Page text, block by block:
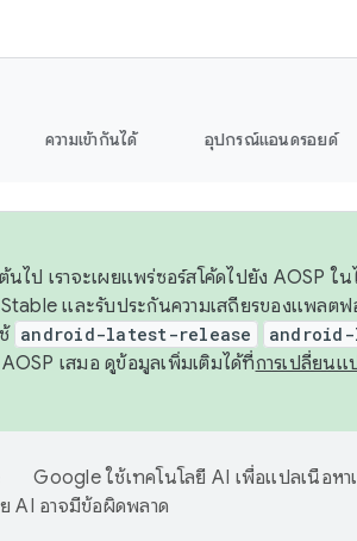
ความเข้ากันได้ อุปกรณ์แอนดรอยด์
ไป เราจะเผยแพร่ซอร์สโค้ดไปยัง AOSP ใ
และรับประกันความเสถียรของแพลตฟ
android-latest-release
เสมอ ดูข้อมูลเพิ่มเติมได้ที่การเปลี่ยนแ
Google ใช้เทคโนโลยี AI เพื่อแปลเนื้อห
AI อาจมีข้อผิดพลาด